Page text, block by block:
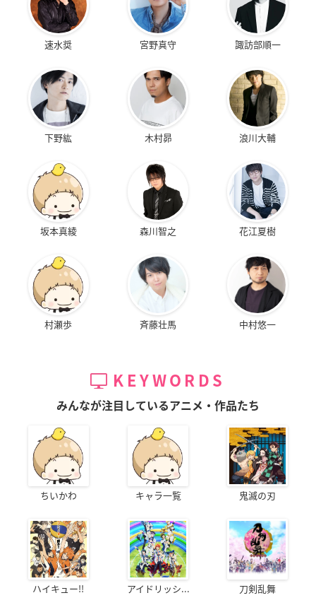
速水奨 宮野真守 諏訪部順一
下野紘 木村昴 浪川大輔
坂本真綾 森川智之 花江夏樹
村瀬歩 斉藤壮馬 中村悠一
KEYWORDS
みんなが注目しているアニメ・作品たち
ちいかわ キャラ一覧 鬼滅の刃
ハイキュー!! アイドリッシ... 刀剣乱舞